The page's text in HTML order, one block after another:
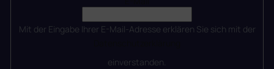
Mit der Eingabe Ihrer E-Mail-Adresse erklären Sie sich mit der
einverstanden.